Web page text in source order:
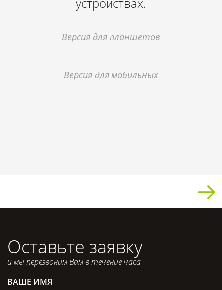
устройствах.
Версия для планшетов
Версия для мобильных
Оставьте заявку
и мы перезвоним Вам в течение часа
ВАШЕ ИМЯ